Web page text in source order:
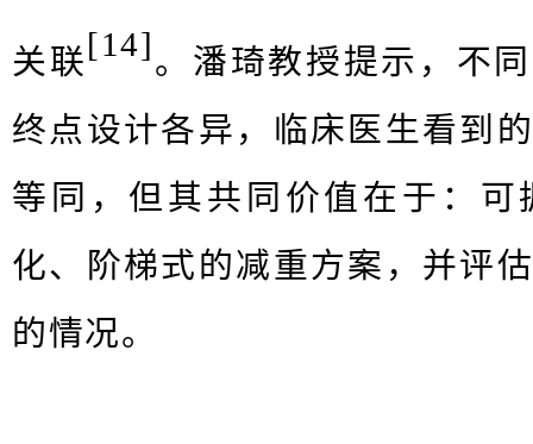
关联[14]。潘琦教授提示，不
终点设计各异，临床医⽣看到
等同，但其共同价值在于：
化、阶梯式的减重⽅案，并评
的情况。